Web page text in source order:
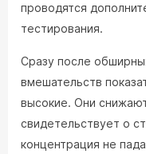
проводятся
тестирования.
Сразу после
вмешательств
высокие. Они
свидетельствует о
концентрация не